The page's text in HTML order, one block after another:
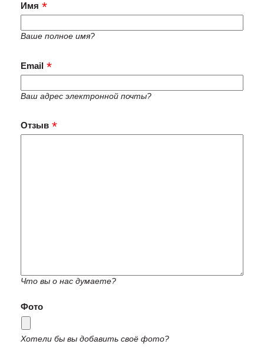
Имя
Ваше полное имя?
Email
Ваш адрес электронной почты?
Отзыв
Что вы о нас думаете?
Фото
Хотели бы вы добавить своё фото?